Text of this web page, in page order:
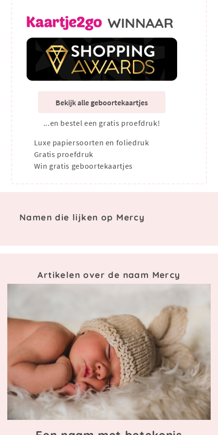
Bekijk alle geboortekaartjes
...en bestel een gratis proefdruk!
Luxe papiersoorten en foliedruk
Gratis proefdruk
Win gratis geboortekaartjes
Namen die lijken op Mercy
Artikelen over de naam Mercy